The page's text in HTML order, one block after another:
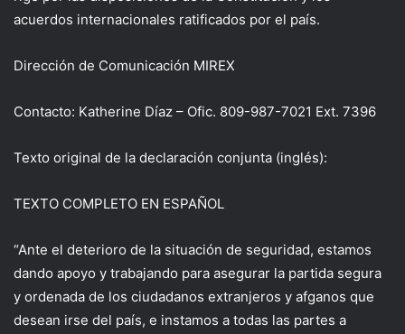
acuerdos internacionales ratificados por el país.
Dirección de Comunicación MIREX
Contacto: Katherine Díaz – Ofic. 809-987-7021 Ext. 7396
Texto original de la declaración conjunta (inglés):
TEXTO COMPLETO EN ESPAÑOL
“Ante el deterioro de la situación de seguridad, estamos
dando apoyo y trabajando para asegurar la partida segura
y ordenada de los ciudadanos extranjeros y afganos que
desean irse del país, e instamos a todas las partes a